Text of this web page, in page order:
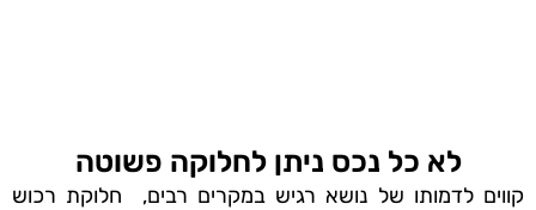
לא כל נכס ניתן לחלוקה פשוטה
קווים לדמותו של נושא רגיש במקרים רבים, חלוקת רכוש